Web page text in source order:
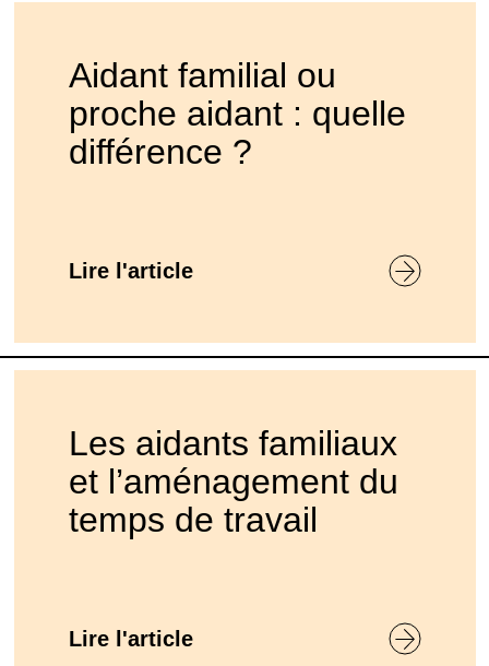
Aidant familial ou
proche aidant : quelle
différence ?
Lire l'article
Les aidants familiaux
et l’aménagement du
temps de travail
Lire l'article